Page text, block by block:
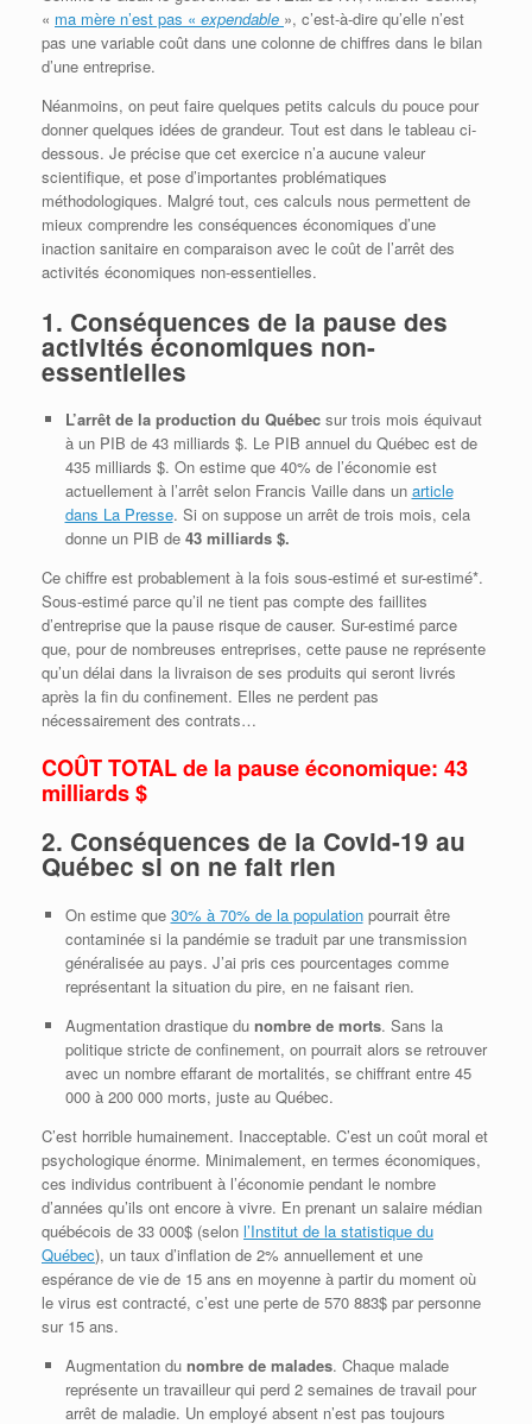
« ma mère n’est pas « expendable », c’est-à-dire qu’elle n’est
pas une variable coût dans une colonne de chiffres dans le bilan
d’une entreprise.
Néanmoins, on peut faire quelques petits calculs du pouce pour
donner quelques idées de grandeur. Tout est dans le tableau ci-
dessous. Je précise que cet exercice n’a aucune valeur
scientifique, et pose d’importantes problématiques
méthodologiques. Malgré tout, ces calculs nous permettent de
mieux comprendre les conséquences économiques d’une
inaction sanitaire en comparaison avec le coût de l’arrêt des
activités économiques non-essentielles.
1. Conséquences de la pause des
activités économiques non-
essentielles
L’arrêt de la production du Québecsur trois mois équivaut
à un PIB de 43 milliards $. Le PIB annuel du Québec est de
435 milliards $. On estime que 40% de l’économie est
actuellement à l’arrêt selon Francis Vaille dans un article
dans La Presse. Si on suppose un arrêt de trois mois, cela
donne un PIB de 43 milliards $.
Ce chiffre est probablement à la fois sous-estimé et sur-estimé*.
Sous-estimé parce qu’il ne tient pas compte des faillites
d’entreprise que la pause risque de causer. Sur-estimé parce
que, pour de nombreuses entreprises, cette pause ne représente
qu’un délai dans la livraison de ses produits qui seront livrés
après la fin du confinement. Elles ne perdent pas
nécessairement des contrats…
COÛT TOTAL de la pause économique: 43
milliards $
2. Conséquences de la Covid-19 au
Québec si on ne fait rien
On estime que 30% à 70% de la populationpourrait être
contaminée si la pandémie se traduit par une transmission
généralisée au pays. J’ai pris ces pourcentages comme
représentant la situation du pire, en ne faisant rien.
Augmentation drastique du nombre de morts. Sans la
politique stricte de confinement, on pourrait alors se retrouver
avec un nombre effarant de mortalités, se chiffrant entre 45
000 à 200 000 morts, juste au Québec.
C’est horrible humainement. Inacceptable. C’est un coût moral et
psychologique énorme. Minimalement, en termes économiques,
ces individus contribuent à l’économie pendant le nombre
d’années qu’ils ont encore à vivre. En prenant un salaire médian
québécois de 33 000$ (selon l’Institut de la statistique du
Québec), un taux d’inflation de 2% annuellement et une
espérance de vie de 15 ans en moyenne à partir du moment où
le virus est contracté, c’est une perte de 570 883$ par personne
sur 15 ans.
Augmentation du nombre de malades. Chaque malade
représente un travailleur qui perd 2 semaines de travail pour
arrêt de maladie. Un employé absent n’est pas toujours